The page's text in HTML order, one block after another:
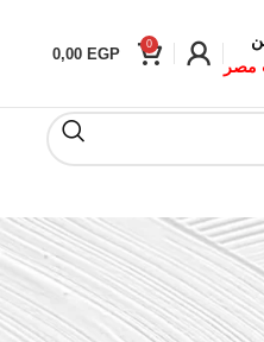
مصر
0
0,00 EGP